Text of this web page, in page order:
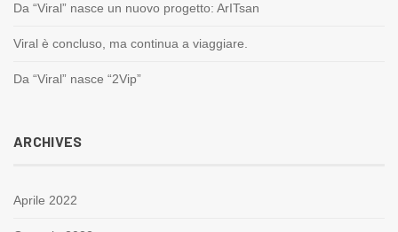
Da “Viral” nasce un nuovo progetto: ArITsan
Viral è concluso, ma continua a viaggiare.
Da “Viral” nasce “2Vip”
ARCHIVES
Aprile 2022